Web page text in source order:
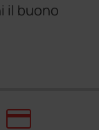
il buono
credit_card